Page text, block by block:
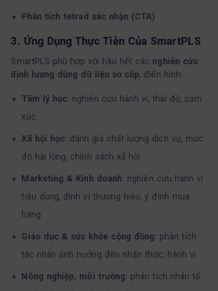
Phân tích tetrad xác nhận (CTA)
3. Ứng Dụng Thực Tiễn Của SmartPLS
SmartPLS phù hợp với hầu hết các nghiên cứu
định lượng dùng dữ liệu sơ cấp, điển hình:
Tâm lý học: nghiên cứu hành vi, thái độ, cảm
xúc
Xã hội học: đánh giá chất lượng dịch vụ, mức
độ hài lòng, chính sách xã hội
Marketing & Kinh doanh: nghiên cứu hành vi
tiêu dùng, định vị thương hiệu, ý định mua
hàng
Giáo dục & sức khỏe cộng đồng: phân tích
tác nhân ảnh hưởng đến nhận thức, hành vi
Nông nghiệp, môi trường: phân tích nhân tố